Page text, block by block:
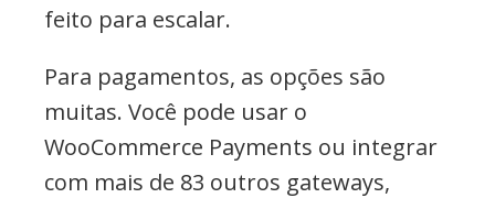
feito para escalar.
Para pagamentos, as opções são
muitas. Você pode usar o
WooCommerce Payments ou integrar
com mais de 83 outros gateways,